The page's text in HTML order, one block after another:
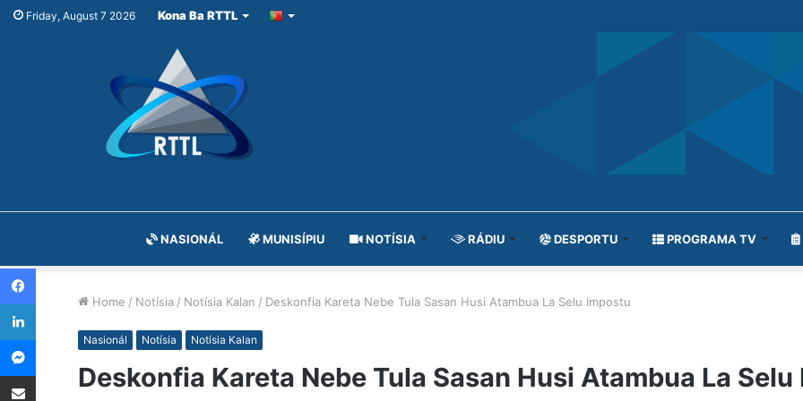
Friday, August 7 2026 Kona Ba RTTL
NASIONÁL MUNISÍPIU NOTÍSIA RÁDIU DESPORTU PROGRAMA TV
Home / Notísia / Notísia Kalan / Deskonfia Kareta Nebe Tula Sasan Husi Atambua La Selu Impostu
Nasionál Notísia Notísia Kalan
Deskonfia Kareta Nebe Tula Sasan Husi Atambua La
Facebook
LinkedIn
Messenger